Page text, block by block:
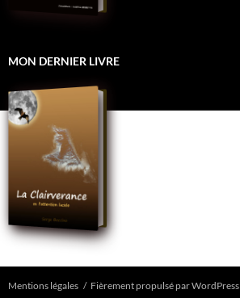
MON DERNIER LIVRE
Mentions légales Fièrement propulsé par WordPress